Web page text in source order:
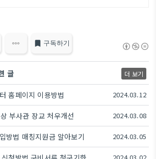
구독하기
글 더 보기
홈페이지 이용방법 2024.03.12
부사관 장교 처우개선 2024.03.08
방법 매칭지원금 알아보기 2024.03.05